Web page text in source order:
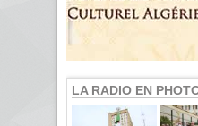
LA RADIO EN